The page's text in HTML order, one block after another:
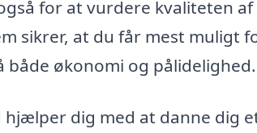
for at vurdere kvaliteten
sikrer, at du får mest muligt
økonomi og pålidelighed.
dig med at danne dig